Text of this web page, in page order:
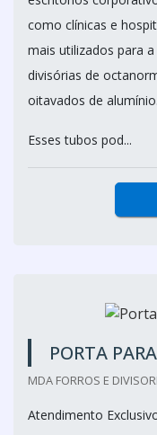
como clínicas e
mais utilizados para
divisórias de
oitavados de alumínio.
Esses tubos pod...
PORTA
MDA FORROS E
Atendimento